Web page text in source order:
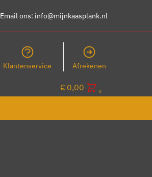
Email ons: info@mijnkaasplank.nl
Klantenservice Afrekenen
€ 0,00 0